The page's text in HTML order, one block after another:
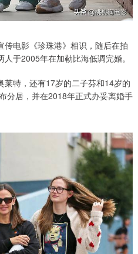
电影《珍珠港》相识，随后在拍
于2005年在加勒比海低调完婚。
特，还有17岁的二子芬和14岁的
分居，并在2018年正式办妥离婚手